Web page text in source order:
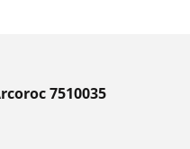
7510035